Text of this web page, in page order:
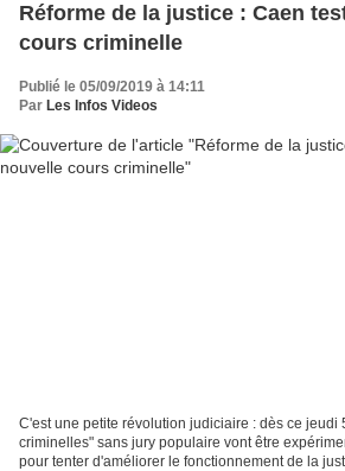
Réforme de la justice : Caen
cours criminelle
Publié le 05/09/2019 à 14:11
Par Les Infos Videos
C'est une petite révolution judiciaire : dès ce jeudi
criminelles" sans jury populaire vont être
pour tenter d'améliorer le fonctionnement de la